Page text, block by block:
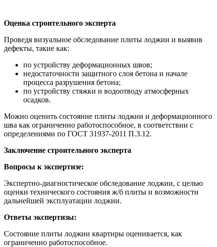
Оценка строительного эксперта
Проведя визуальное обследование плиты лоджии и выявив
дефекты, такие как:
по устройству деформационных швов;
недостаточности защитного слоя бетона и начале
процесса разрушения бетона;
по устройству стяжки и водоотводу атмосферных
осадков.
Можно оценить состояние плиты лоджии и деформационного
шва как ограниченно работоспособное, в соответствии с
определениями по ГОСТ 31937-2011 П.3.12.
Заключение строительного эксперта
Вопросы к экспертизе:
Экспертно-диагностическое обследование лоджии, с целью
оценки технического состояния ж/б плиты и возможности
дальнейшей эксплуатации лоджии.
Ответы экспертизы:
Состояние плиты лоджии квартиры оценивается, как
ограниченно работоспособное.